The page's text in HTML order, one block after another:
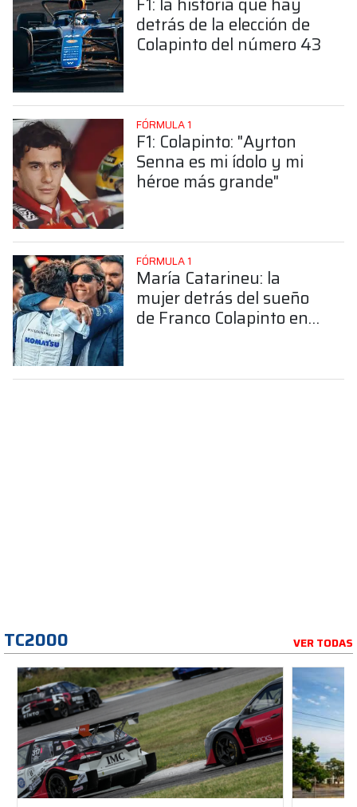
detrás de la elección de
Colapinto del número 43
FÓRMULA 1
F1: Colapinto: "Ayrton
Senna es mi ídolo y mi
héroe más grande"
FÓRMULA 1
María Catarineu: la
mujer detrás del sueño
de Franco Colapinto en
TC2000 VER TODAS